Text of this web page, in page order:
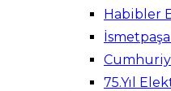
Habibler
75.Yıl